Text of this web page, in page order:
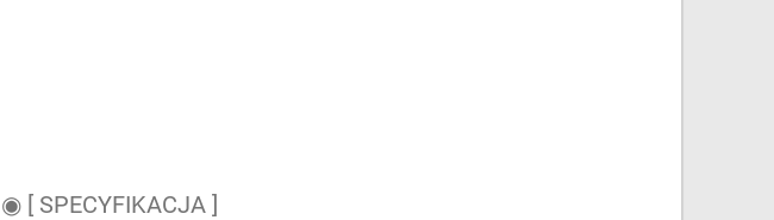
◉ [ SPECYFIKACJA ]